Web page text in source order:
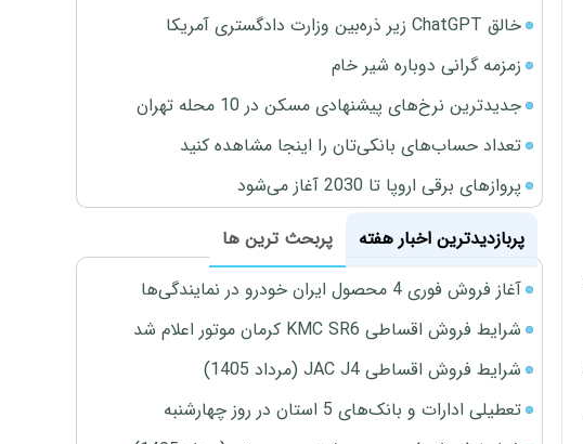
خالق ChatGPT زیر ذره‌بین وزارت دادگستری آمریکا
زمزمه گرانی دوباره شیر خام
جدیدترین نرخ‌های پیشنهادی مسکن در 10 محله تهران
تعداد حساب‌های بانکی‌تان را اینجا مشاهده کنید
پروازهای برقی اروپا تا 2030 آغاز می‌شود
پربازدیدترین اخبار هفته
پربحث ترین ها
آغاز فروش فوری 4 محصول ایران خودرو در نمایندگی‌ها
شرایط فروش اقساطی KMC SR6 کرمان موتور اعلام شد
شرایط فروش اقساطی JAC J4 (مرداد 1405)
تعطیلی ادارات و بانک‌های 5 استان در روز چهارشنبه